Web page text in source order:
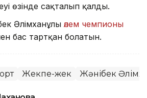
өзінде сақталып қалды.
Әлімханұлы әлем чемпионы
бас тартқан болатын.
Жекпе-жек Жәнібек